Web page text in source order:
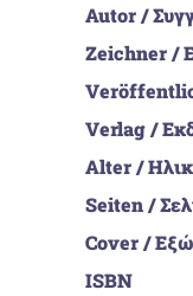
Autor /
Zeichner /
Verlag /
Alter /
Seiten /
Cover /
ISBN